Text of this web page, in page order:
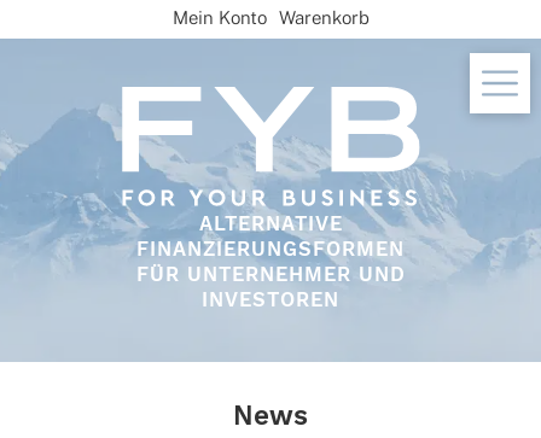
to
ALTERNATIVE
FINANZIERUNGSFORMEN
FÜR UNTERNEHMER UND
INVESTOREN
Mein Konto Warenkorb
News